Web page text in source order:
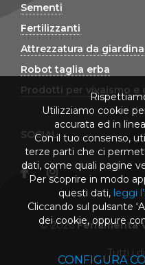
Sementi
Fertilizzanti
Attrezzatura da
Robot taglia erba
Prodotti per vivaismo e
SOCIAL
© 2026Ferramenta
Tutti i
Utilizziamo cookie
accurata ed in
Con il tuo consenso,
terze parti che ci
dati, come quali pagine
Per scoprire in modo
questi dati, leggi
Cliccando sul pulsante
dei cookie, oppure
CONFIGURA